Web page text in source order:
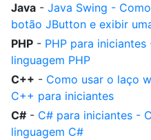
Java - Java Swing -
botão JButton e exibir
PHP - PHP para
linguagem PHP
C++ - Como usar o laço
C++ para iniciantes
C# - C# para iniciantes -
linguagem C#